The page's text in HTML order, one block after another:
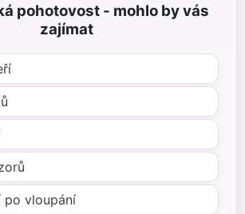
pohotovost - mohlo by vás
zajímat
po vloupání